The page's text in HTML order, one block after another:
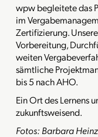
wpw begleitete das
im
Zertifizierung.
Vorbereitung,
weiten
sämtliche
bis 5 nach AHO.
Ein Ort des Lernens
zukunftsweisend.
Fotos: Barbara